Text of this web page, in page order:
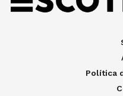
Política